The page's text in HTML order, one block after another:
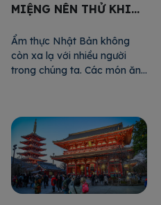
MIỆNG NÊN THỬ KHI
Ẩm thực Nhật Bản không
còn xa lạ với nhiều người
trong chúng ta. Các món ăn
sashimi, tempura… Tuy nhiên,
bạn sẽ ngạc nhiên hơn nữa.
Các món ăn tráng miệng của
Nhật cũng đặc sắc không
kém, với những hương vị […]